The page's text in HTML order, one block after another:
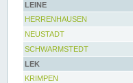
LEINE
HERRENHAUSEN
NEUSTADT
SCHWARMSTEDT
LEK
KRIMPEN